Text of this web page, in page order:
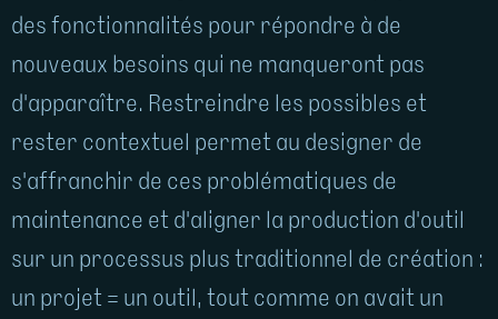
des fonctionnalités pour répondre à de
nouveaux besoins qui ne manqueront pas
d'apparaître. Restreindre les possibles et
rester contextuel permet au designer de
s'affranchir de ces problématiques de
maintenance et d'aligner la production d'outil
sur un processus plus traditionnel de création :
un projet = un outil, tout comme on avait un